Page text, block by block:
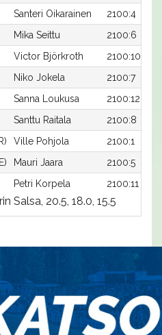
Santeri Oikarainen
2100:4
Mika Seittu
2100:6
Victor Björkroth
2100:10
Niko Jokela
2100:7
Sanna Loukusa
2100:12
Santtu Raitala
2100:8
Ville Pohjola
2100:1
Mauri Jaara
2100:5
Petri Korpela 2100:11
Salsa, 20.5, 18.0, 15.5